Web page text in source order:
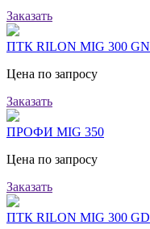
Заказать
ПТК RILON MIG 300 GN
Цена по запросу
Заказать
ПРОФИ MIG 350
Цена по запросу
Заказать
ПТК RILON MIG 300 GD